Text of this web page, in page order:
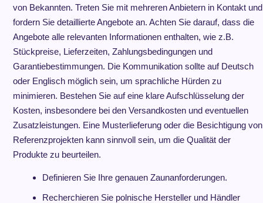
von Bekannten. Treten Sie mit mehreren Anbietern in Kontakt und
fordern Sie detaillierte Angebote an. Achten Sie darauf, dass die
Angebote alle relevanten Informationen enthalten, wie z.B.
Stückpreise, Lieferzeiten, Zahlungsbedingungen und
Garantiebestimmungen. Die Kommunikation sollte auf Deutsch
oder Englisch möglich sein, um sprachliche Hürden zu
minimieren. Bestehen Sie auf eine klare Aufschlüsselung der
Kosten, insbesondere bei den Versandkosten und eventuellen
Zusatzleistungen. Eine Musterlieferung oder die Besichtigung von
Referenzprojekten kann sinnvoll sein, um die Qualität der
Produkte zu beurteilen.
Definieren Sie Ihre genauen Zaunanforderungen.
Recherchieren Sie polnische Hersteller und Händler